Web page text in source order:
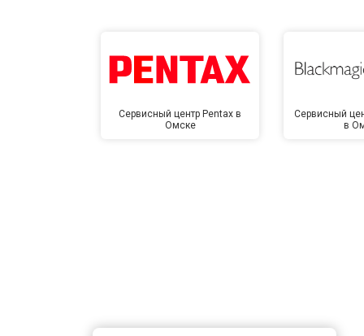
Сервисный центр Pentax в
Омске
Сервисный
в